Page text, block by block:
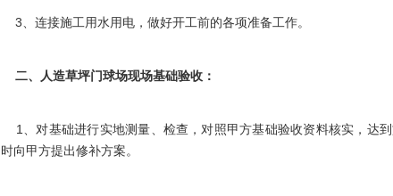
3、连接施工用水用电，做好开工前的各项准备工作。
二、人造草坪门球场现场基础验收：
1、对基础进行实地测量、检查，对照甲方基础验收资料核实，达
时向甲方提出修补方案。